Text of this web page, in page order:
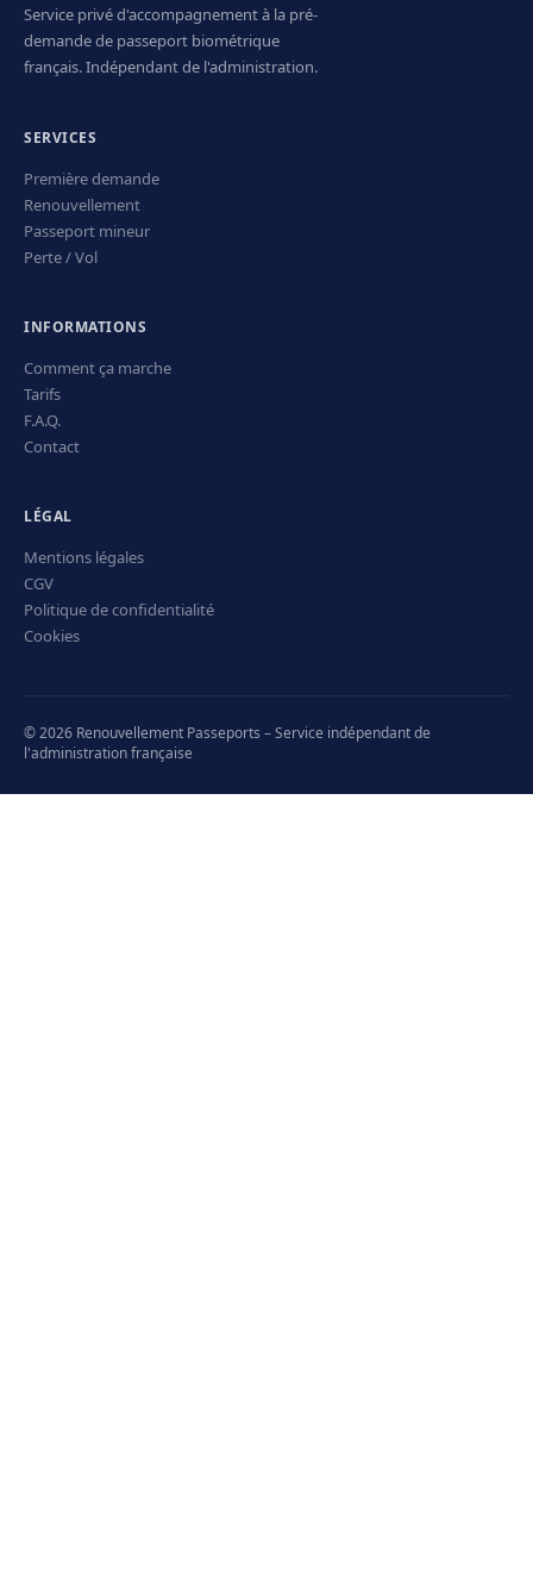
Service privé d'accompagnement à la pré-
demande de passeport biométrique
français. Indépendant de l'administration.
SERVICES
Première demande
Renouvellement
Passeport mineur
Perte / Vol
INFORMATIONS
Comment ça marche
Tarifs
F.A.Q.
Contact
LÉGAL
Mentions légales
CGV
Politique de confidentialité
Cookies
© 2026 Renouvellement Passeports – Service indépendant de
l'administration française